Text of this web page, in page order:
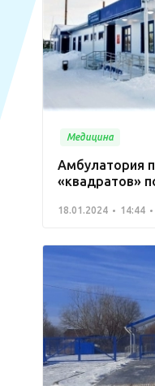
Медицина
Амбулатория
«квадратов»
18.01.2024 14:44